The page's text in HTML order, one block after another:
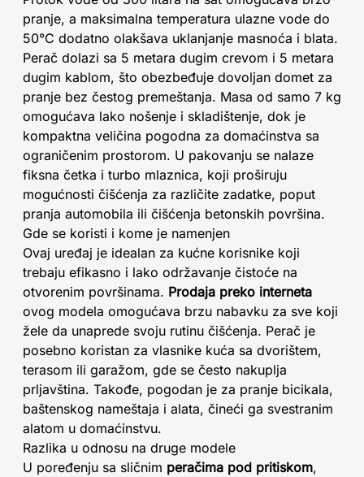
pranje, a maksimalna temperatura ulazne vode do
50°C dodatno olakšava uklanjanje masnoća i blata.
Perač dolazi sa 5 metara dugim crevom i 5 metara
dugim kablom, što obezbeđuje dovoljan domet za
pranje bez čestog premeštanja. Masa od samo 7 kg
omogućava lako nošenje i skladištenje, dok je
kompaktna veličina pogodna za domaćinstva sa
ograničenim prostorom. U pakovanju se nalaze
fiksna četka i turbo mlaznica, koji proširuju
mogućnosti čišćenja za različite zadatke, poput
pranja automobila ili čišćenja betonskih površina.
Gde se koristi i kome je namenjen
Ovaj uređaj je idealan za kućne korisnike koji
trebaju efikasno i lako održavanje čistoće na
otvorenim površinama. Prodaja preko interneta
ovog modela omogućava brzu nabavku za sve koji
žele da unaprede svoju rutinu čišćenja. Perač je
posebno koristan za vlasnike kuća sa dvorištem,
terasom ili garažom, gde se često nakuplja
prljavština. Takođe, pogodan je za pranje bicikala,
baštenskog nameštaja i alata, čineći ga svestranim
alatom u domaćinstvu.
Razlika u odnosu na druge modele
U poređenju sa sličnim peračima pod pritiskom,